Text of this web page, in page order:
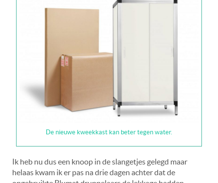
De nieuwe kweekkast kan beter tegen water.
Ik heb nu dus een knoop in de slangetjes gelegd maar
helaas kwam ik er pas na drie dagen achter dat de